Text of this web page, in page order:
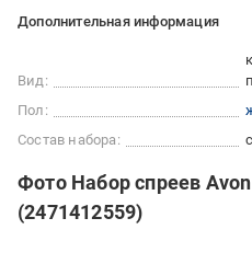
Дополнительная информация
Вид:
Пол:
Состав набора:
Фото Набор спреев
(2471412559)